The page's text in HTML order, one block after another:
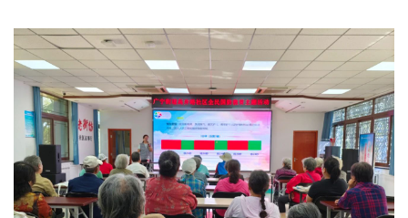
宣传思想文化人才
专题
资料库
+